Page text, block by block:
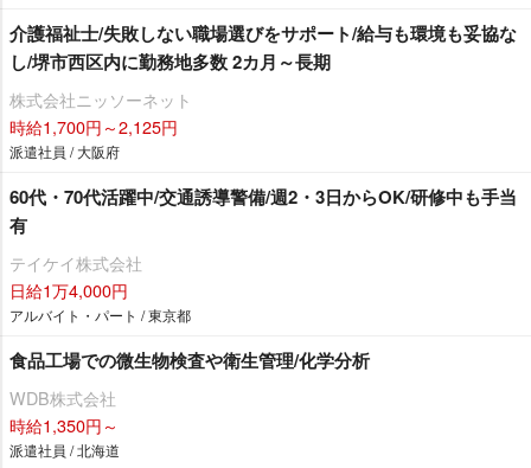
介護福祉士/失敗しない職場選びをサポート/給与も環境も妥協な
し/堺市西区内に勤務地多数 2カ月～長期
株式会社ニッソーネット
時給1,700円～2,125円
派遣社員 / 大阪府
60代・70代活躍中/交通誘導警備/週2・3日からOK/研修中も手当
有
テイケイ株式会社
日給1万4,000円
アルバイト・パート / 東京都
食品工場での微生物検査や衛生管理/化学分析
WDB株式会社
時給1,350円～
派遣社員 / 北海道